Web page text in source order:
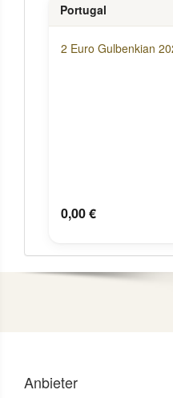
Portugal
2 Euro Gulbenkian
0,00 €
Anbieter